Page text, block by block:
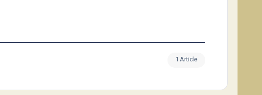
1 Article